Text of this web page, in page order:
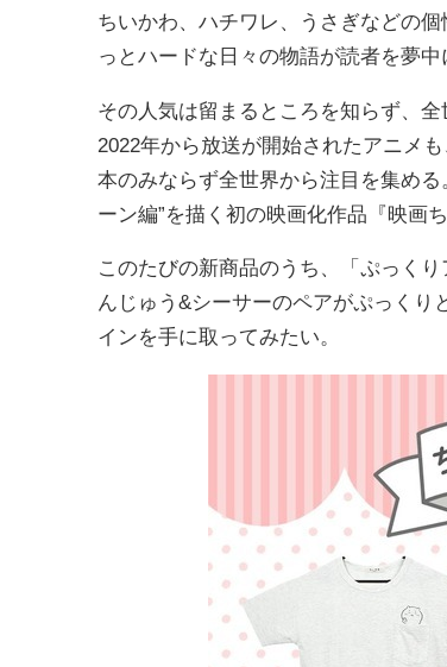
ちいかわ、ハチワレ、うさぎなどの
っとハードな日々の物語が読者を夢中
その人気は留まるところを知らず、
2022年から放送が開始されたアニメ
本のみならず全世界から注目を集め
ーン編”を描く初の映画化作品『映画
このたびの新商品のうち、「ぷっく
んじゅう&シーサーのペアがぷっく
インを手に取ってみたい。